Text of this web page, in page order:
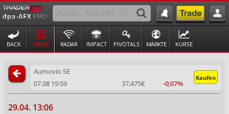
BACK NEWS RADAR IMPACT PIVOTALS MÄRKTE KURSE
Aumovio SE
Kaufen
07.08 19:59 37,475€ -0,07%
29.04. 13:06